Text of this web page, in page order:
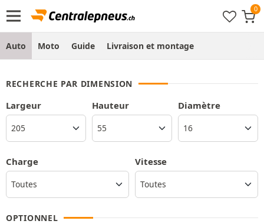
Auto Moto Guide Livraison et montage
RECHERCHE PAR DIMENSION
Largeur Hauteur Diamètre
Charge Vitesse
OPTIONNEL